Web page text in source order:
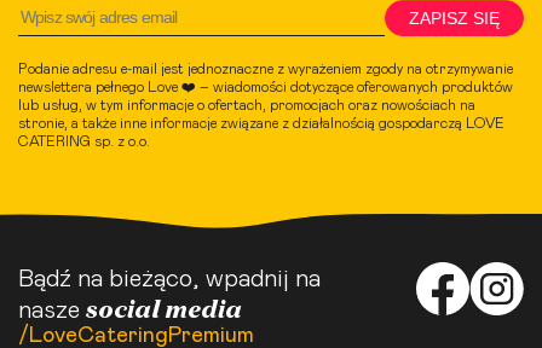
ZAPISZ SIĘ
Podanie adresu e-mail jest jednoznaczne z wyrażeniem zgody na otrzymywanie
newslettera pełnego Love ❤️ – wiadomości dotyczące oferowanych produktów
lub usług, w tym informacje o ofertach, promocjach oraz nowościach na
stronie, a także inne informacje związane z działalnością gospodarczą LOVE
CATERING sp. z o.o.
Bądź na bieżąco, wpadnij na
nasze social media
/LoveCateringPremium